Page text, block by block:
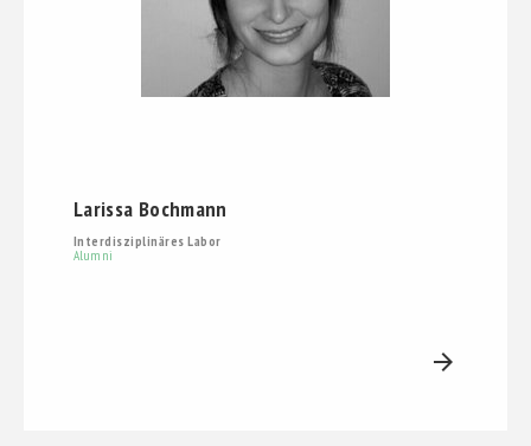
Larissa Bochmann
Interdisziplinäres Labor
Alumni
arrow_forward